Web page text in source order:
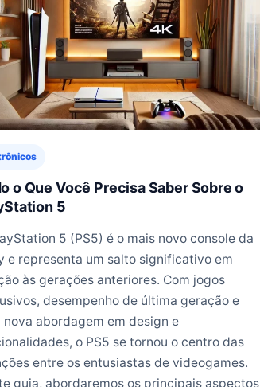
o Que Você Precisa Saber Sobre o
5
5 (PS5) é o mais novo console da
e representa um salto significativo em
às gerações anteriores. Com jogos
desempenho de última geração e
nova abordagem em design e
o PS5 se tornou o centro das
entre os entusiastas de videogames.
guia, abordaremos os principais aspectos